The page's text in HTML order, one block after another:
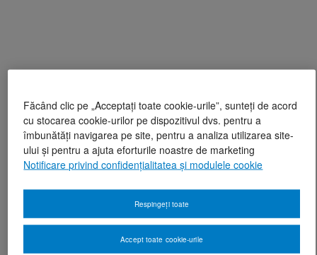
Făcând clic pe „Acceptați toate cookie-urile”, sunteți de acord
cu stocarea cookie-urilor pe dispozitivul dvs. pentru a
îmbunătăți navigarea pe site, pentru a analiza utilizarea site-
ului și pentru a ajuta eforturile noastre de marketing
Notificare privind confidențialitatea și modulele cookie
Respingeți toate
Accept toate cookie-urile